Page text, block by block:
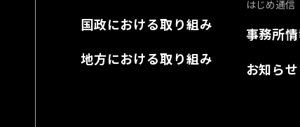
国政における取り組み
地方における取り組み
はじめ通信
事務所
お知らせ